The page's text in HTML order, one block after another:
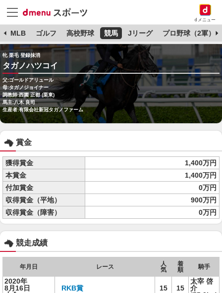
dメニュー
MLB ゴルフ 高校野球 競馬 Jリーグ プロ野球（2軍）
牝 栗毛 登録抹消
タガノハツコイ
父:ゴールドアリュール
母:タガノジョイナー
調教師:西園 正都 (栗東)
馬主:八木 良司
生産者:有限会社新冠タガノファーム
賞金
獲得賞金
1,400万円
本賞金
1,400万円
付加賞金
0万円
収得賞金（平地）
900万円
収得賞金（障害）
0万円
競走成績
年月日 レース
人
気
着
順
騎手
2020年
8月16日
RKB賞 15 15
太宰 啓
介